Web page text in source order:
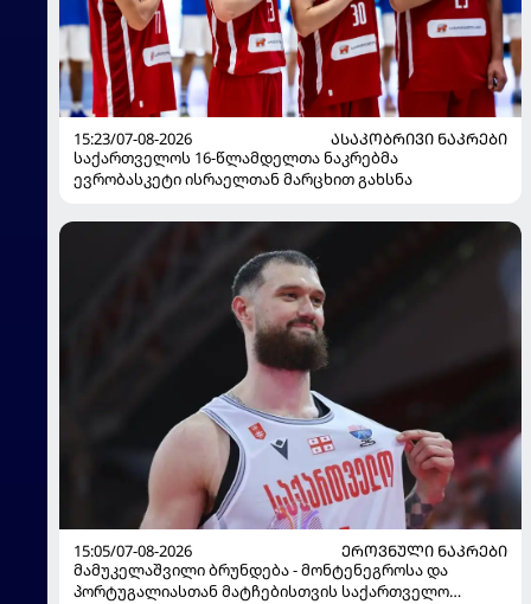
15:23/07-08-2026
ᲐᲡᲐᲙᲝᲑᲠᲘᲕᲘ ᲜᲐᲙᲠᲔᲑᲘ
საქართველოს 16-წლამდელთა ნაკრებმა
ევრობასკეტი ისრაელთან მარცხით გახსნა
15:05/07-08-2026
ᲔᲠᲝᲕᲜᲣᲚᲘ ᲜᲐᲙᲠᲔᲑᲘ
მამუკელაშვილი ბრუნდება - მონტენეგროსა და
პორტუგალიასთან მატჩებისთვის საქართველო